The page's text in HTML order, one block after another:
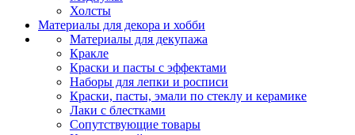
Холсты
Материалы для декора и хобби
Материалы для декупажа
Кракле
Краски и пасты с эффектами
Наборы для лепки и росписи
Краски, пасты, эмали по стеклу и керамике
Лаки с блестками
Сопутствующие товары